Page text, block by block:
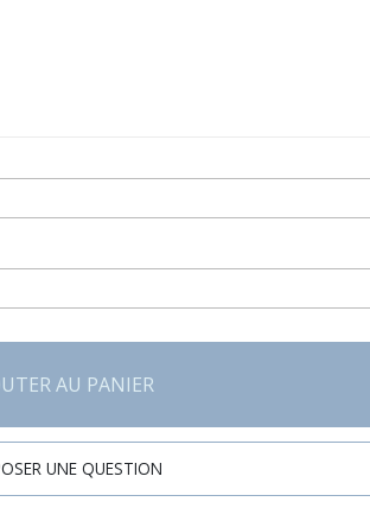
AU PANIER
UNE QUESTION